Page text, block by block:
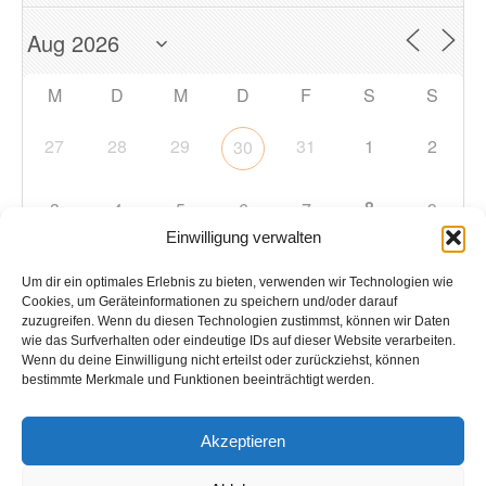
Einwilligung verwalten
Um dir ein optimales Erlebnis zu bieten, verwenden wir Technologien wie
Cookies, um Geräteinformationen zu speichern und/oder darauf
zuzugreifen. Wenn du diesen Technologien zustimmst, können wir Daten
wie das Surfverhalten oder eindeutige IDs auf dieser Website verarbeiten.
Wenn du deine Einwilligung nicht erteilst oder zurückziehst, können
bestimmte Merkmale und Funktionen beeinträchtigt werden.
Akzeptieren
M D M D F S S
27 28 29 30 31 1 2
3 4 5 6 7 8 9
10 11 12 13 14 15
17 18 19 20 21 22 23
31 1 2 3 4 5 6